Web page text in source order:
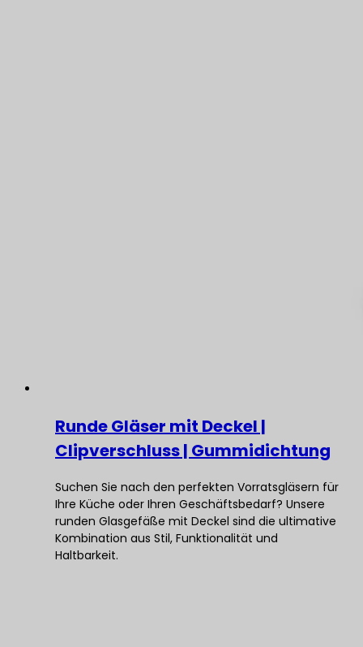
Runde Gläser mit Deckel |
Clipverschluss | Gummidichtung
Suchen Sie nach den perfekten Vorratsgläsern für
Ihre Küche oder Ihren Geschäftsbedarf? Unsere
runden Glasgefäße mit Deckel sind die ultimative
Kombination aus Stil, Funktionalität und
Haltbarkeit.